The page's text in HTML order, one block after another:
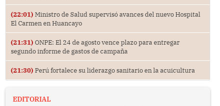
(22:01) Ministro de Salud supervisó avances del nuevo Hospital
El Carmen en Huancayo
(21:31) ONPE: El 24 de agosto vence plazo para entregar
segundo informe de gastos de campaña
(21:30) Perú fortalece su liderazgo sanitario en la acuicultura
EDITORIAL